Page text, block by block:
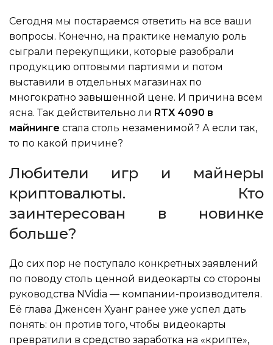
Сегодня мы постараемся ответить на все ваши
вопросы. Конечно, на практике немалую роль
сыграли перекупщики, которые разобрали
продукцию оптовыми партиями и потом
выставили в отдельных магазинах по
многократно завышенной цене. И причина всем
ясна. Так действительно ли RTX 4090 в
майнинге стала столь незаменимой? А если так,
то по какой причине?
Любители игр и майнеры
криптовалюты. Кто
заинтересован в новинке
больше?
До сих пор не поступало конкретных заявлений
по поводу столь ценной видеокарты со стороны
руководства NVidia — компании-производителя.
Её глава Дженсен Хуанг ранее уже успел дать
понять: он против того, чтобы видеокарты
превратили в средство заработка на «крипте»,